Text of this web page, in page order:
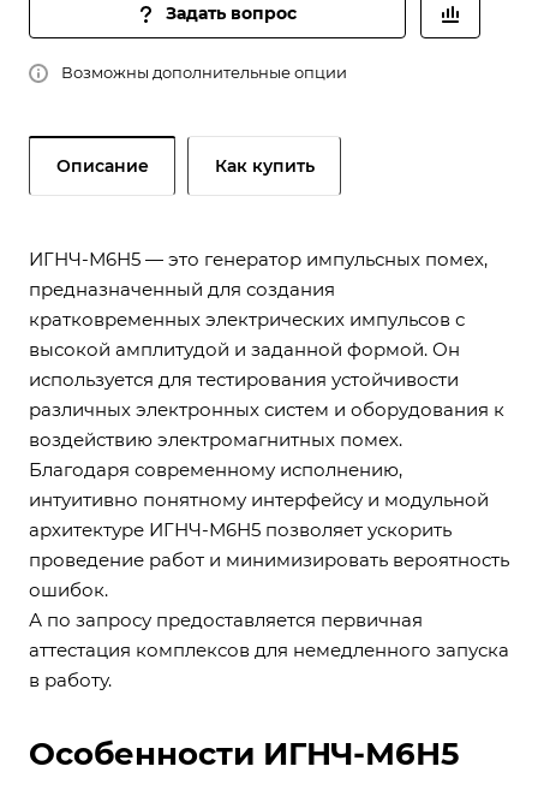
Задать вопрос
Возможны дополнительные опции
Описание Как купить
ИГНЧ-М6Н5 — это генератор импульсных помех,
предназначенный для создания
кратковременных электрических импульсов с
высокой амплитудой и заданной формой. Он
используется для тестирования устойчивости
различных электронных систем и оборудования к
воздействию электромагнитных помех.
Благодаря современному исполнению,
интуитивно понятному интерфейсу и модульной
архитектуре ИГНЧ-М6Н5 позволяет ускорить
проведение работ и минимизировать вероятность
ошибок.
А по запросу предоставляется первичная
аттестация комплексов для немедленного запуска
в работу.
Особенности ИГНЧ-М6Н5